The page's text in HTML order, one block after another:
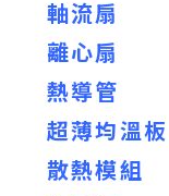
軸流扇
離心扇
熱導管
超薄均溫板
散熱模組